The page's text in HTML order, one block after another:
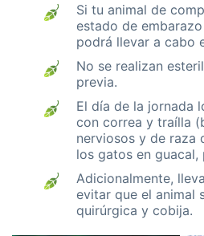
Si tu animal de
estado de
podrá llevar a cabo
No se realizan
previa.
El día de la jornada
con correa y traílla
nerviosos y de raza
los gatos en guacal,
Adicionalmente,
evitar que el animal
quirúrgica y cobija.